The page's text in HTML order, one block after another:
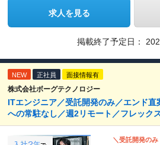
求人を見る
掲載終了予定日：
NEW 正社員 面接情報有
株式会社ボーグテクノロジー
ITエンジニア／受託開発のみ／エンド
への常駐なし／週2リモート／フレック
＼受託開発の